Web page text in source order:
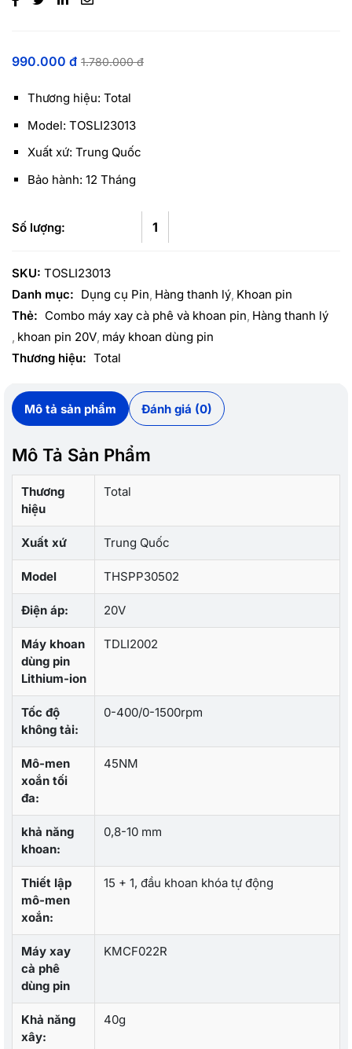
990.000 đ 1.780.000đ
Thương hiệu: Total
Model: TOSLI23013
Xuất xứ: Trung Quốc
Bảo hành: 12 Tháng
SKU: TOSLI23013
Danh mục: Dụng cụ Pin Hàng thanh lý Khoan pin
Thẻ: Combo máy xay cà phê và khoan pin Hàng thanh lý
khoan pin 20V máy khoan dùng pin
Thương hiệu: Total
Mô tả sản phẩm Đánh giá (0)
Mô Tả Sản Phẩm
Thương
hiệu
Total
Xuất xứ Trung Quốc
Model THSPP30502
Điện áp: 20V
Máy khoan
dùng pin
Lithium-ion
TDLI2002
Tốc độ
không tải:
0-400/0-1500rpm
Mô-men
xoắn tối
đa:
45NM
khả năng
khoan:
0,8-10 mm
Thiết lập
mô-men
xoắn:
15 + 1, đầu khoan khóa tự động
Máy xay
cà phê
dùng pin
KMCF022R
Khả năng
xây:
40g